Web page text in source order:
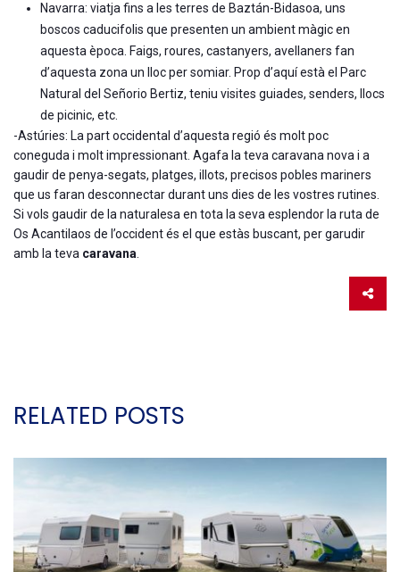
Navarra: viatja fins a les terres de Baztán-Bidasoa, uns
boscos caducifolis que presenten un ambient màgic en
aquesta època. Faigs, roures, castanyers, avellaners fan
d’aquesta zona un lloc per somiar. Prop d’aquí està el Parc
Natural del Señorio Bertiz, teniu visites guiades, senders, llocs
de picinic, etc.
-Astúries: La part occidental d’aquesta regió és molt poc
coneguda i molt impressionant. Agafa la teva caravana nova i a
gaudir de penya-segats, platges, illots, precisos pobles mariners
que us faran desconnectar durant uns dies de les vostres rutines.
Si vols gaudir de la naturalesa en tota la seva esplendor la ruta de
Os Acantilaos de l’occident és el que estàs buscant, per garudir
amb la teva caravana
RELATED POSTS